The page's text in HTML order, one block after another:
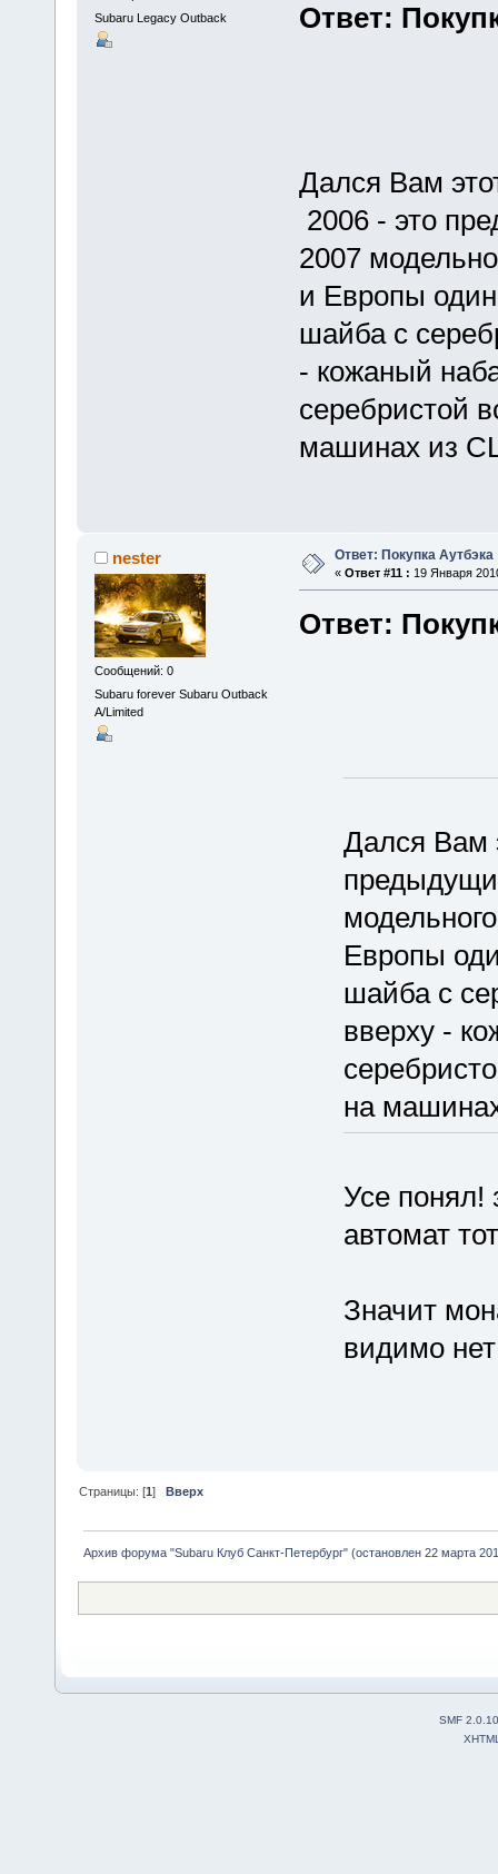
Subaru Legacy Outback
Ответ:
Дался Вам
2006 - это
2007
и Европы
шайба с
- кожаный
серебристой
машинах из
nester
Сообщений: 0
Subaru forever Subaru Outback
A/Limited
Ответ: Покупка Аутбэка
« Ответ #11 : 19 Января
Ответ:
Дался Вам
Европы
шайба с
вверху -
на
Усе понял!
автомат
Значит
видимо
Страницы: [1]Вверх
Архив форума "Subaru Клуб Санкт-Петербург" (остановлен 22 марта
SMF 2.0.10